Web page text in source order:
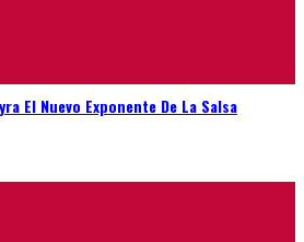
El Nuevo Exponente De La Salsa